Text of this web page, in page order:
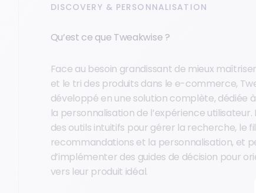
DISCOVERY & PERSONNALISATION
Qu’est ce que Tweakwise ?
Face au besoin grandissant de mieux
et le tri des produits dans le e-commerce,
développé en une solution complète, dédiée
la personnalisation de l’expérience utilisateur.
des outils intuitifs pour gérer la recherche, le
recommandations et la personnalisation, et
d’implémenter des guides de décision pour
vers leur produit idéal.